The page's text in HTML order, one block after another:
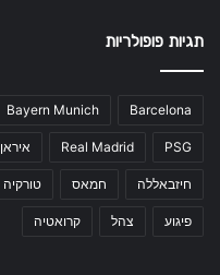
תגיות פופולריות
Barcelona
Bayern Munich
PSG
Real Madrid איראן
חיזבאללה חמאס טורקיה
פיגוע צהל קרואטיה